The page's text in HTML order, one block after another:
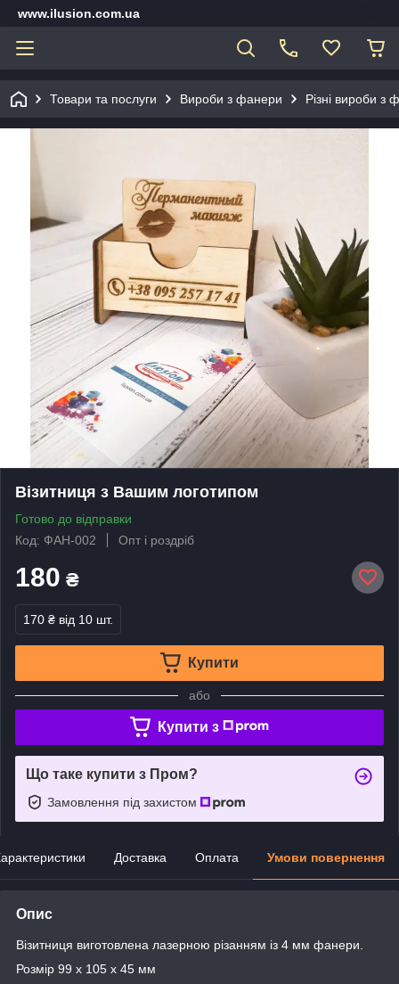
www.ilusion.com.ua
Товари та послуги Вироби з фанери Різні вироби з
Візитниця з Вашим логотипом
Готово до відправки
Код: ФАН-002
Опт і роздріб
180 ₴
170 ₴ від 10 шт.
Купити
або
Купити з
Що таке купити з Пром?
Замовлення під захистом
Доставка Оплата Умови повернення
Опис
Візитниця виготовлена лазерною різанням із 4 мм фанери.
Розмір 99 х 105 х 45 мм